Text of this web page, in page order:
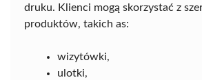
druku. Klienci mogą skorzystać z
produktów, takich as:
wizytówki,
ulotki,